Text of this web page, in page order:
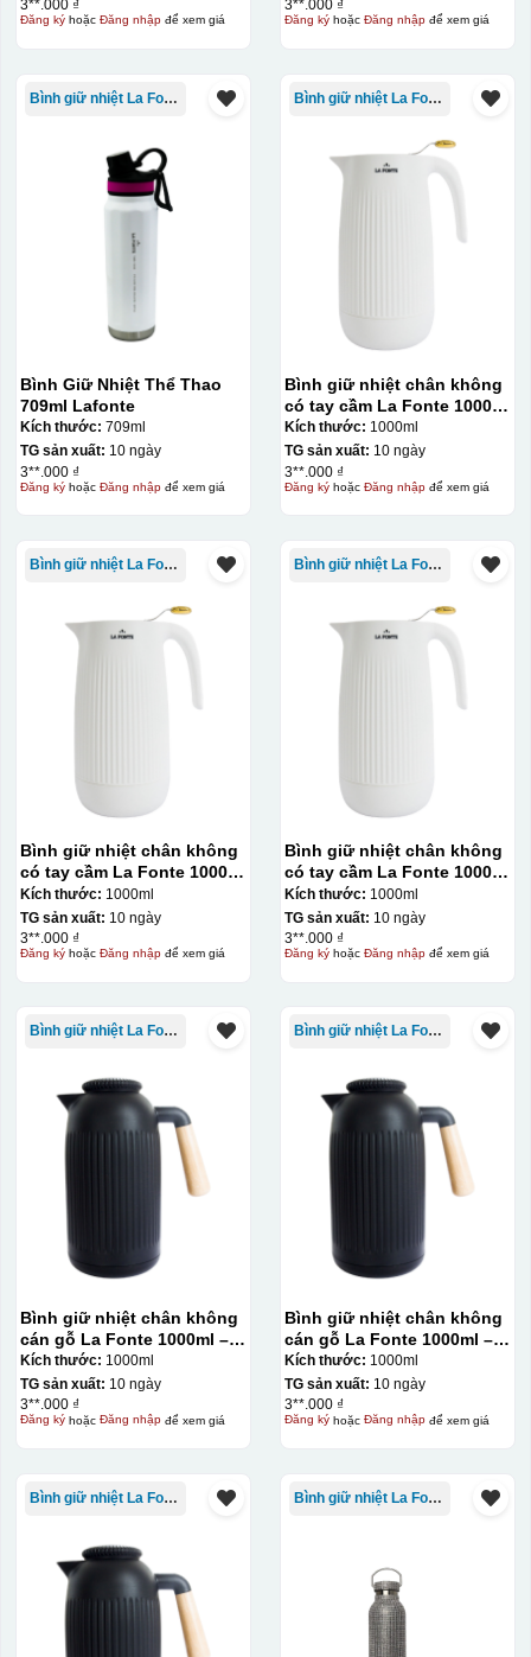
3**.000 ₫
Đăng kýhoặc Đăng nhậpđể xem giá
3**.000 ₫
Đăng kýhoặc Đăng nhậpđể xem giá
Bình giữ nhiệt La Fonte
Bình Giữ Nhiệt Thể Thao
709ml Lafonte
Kích thước: 709ml
TG sản xuất: 10 ngày
3**.000 ₫
Đăng kýhoặc Đăng nhậpđể xem giá
Bình giữ nhiệt La Fonte
Bình giữ nhiệt chân không
có tay cầm La Fonte 1000ml
– 011655
Kích thước: 1000ml
TG sản xuất: 10 ngày
3**.000 ₫
Đăng kýhoặc Đăng nhậpđể xem giá
Bình giữ nhiệt La Fonte
Bình giữ nhiệt chân không
có tay cầm La Fonte 1000ml
– 011655
Kích thước: 1000ml
TG sản xuất: 10 ngày
3**.000 ₫
Đăng kýhoặc Đăng nhậpđể xem giá
Bình giữ nhiệt La Fonte
Bình giữ nhiệt chân không
có tay cầm La Fonte 1000ml
– 011655
Kích thước: 1000ml
TG sản xuất: 10 ngày
3**.000 ₫
Đăng kýhoặc Đăng nhậpđể xem giá
Bình giữ nhiệt La Fonte
Bình giữ nhiệt chân không
cán gỗ La Fonte 1000ml –
011679
Kích thước: 1000ml
TG sản xuất: 10 ngày
3**.000 ₫
Đăng kýhoặc Đăng nhậpđể xem giá
Bình giữ nhiệt La Fonte
Bình giữ nhiệt chân không
cán gỗ La Fonte 1000ml –
011679
Kích thước: 1000ml
TG sản xuất: 10 ngày
3**.000 ₫
Đăng kýhoặc Đăng nhậpđể xem giá
Bình giữ nhiệt La Fonte Bình giữ nhiệt La Fonte